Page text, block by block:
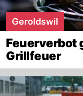
Geroldswil
Feuerverbot
Grillfeuer